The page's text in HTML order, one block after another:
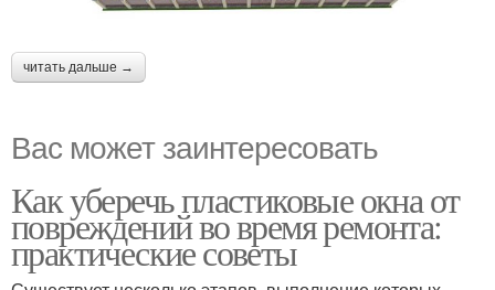
читать дальше →
Вас может заинтересовать
Как уберечь пластиковые окна от
повреждений во время ремонта:
практические советы